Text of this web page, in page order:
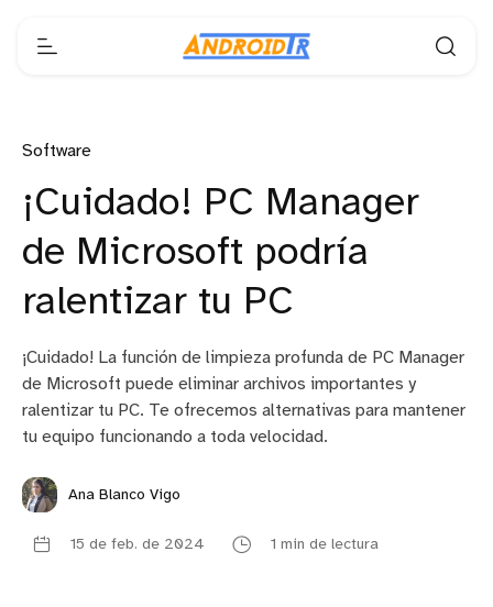
Software
¡Cuidado! PC Manager
de Microsoft podría
ralentizar tu PC
¡Cuidado! La función de limpieza profunda de PC Manager
de Microsoft puede eliminar archivos importantes y
ralentizar tu PC. Te ofrecemos alternativas para mantener
tu equipo funcionando a toda velocidad.
Ana Blanco Vigo
15 de feb. de 2024 1 min de lectura